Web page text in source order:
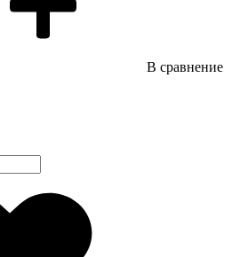
В сравнение